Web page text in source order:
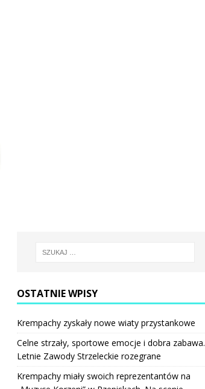
OSTATNIE WPISY
Krempachy zyskały nowe wiaty przystankowe
Celne strzały, sportowe emocje i dobra zabawa.
Letnie Zawody Strzeleckie rozegrane
Krempachy miały swoich reprezentantów na